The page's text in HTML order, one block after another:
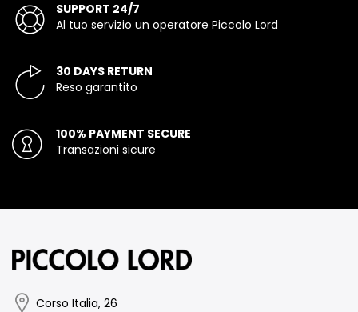
SUPPORT 24/7
Al tuo servizio un operatore Piccolo Lord
30 DAYS RETURN
Reso garantito
100% PAYMENT SECURE
Transazioni sicure
Corso Italia, 26